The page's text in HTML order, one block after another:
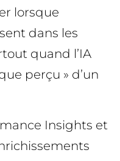
lorsque
dans les
quand l’IA
perçu » d’un
Insights et